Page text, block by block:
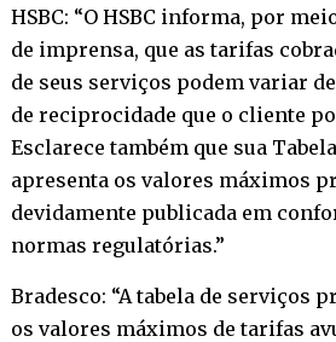
HSBC: “O HSBC informa, por
de imprensa, que as tarifas
de seus serviços podem variar
de reciprocidade que o cliente
Esclarece também que sua
apresenta os valores máximos
devidamente publicada em
normas regulatórias.”
Bradesco: “A tabela de serviços
os valores máximos de tarifas